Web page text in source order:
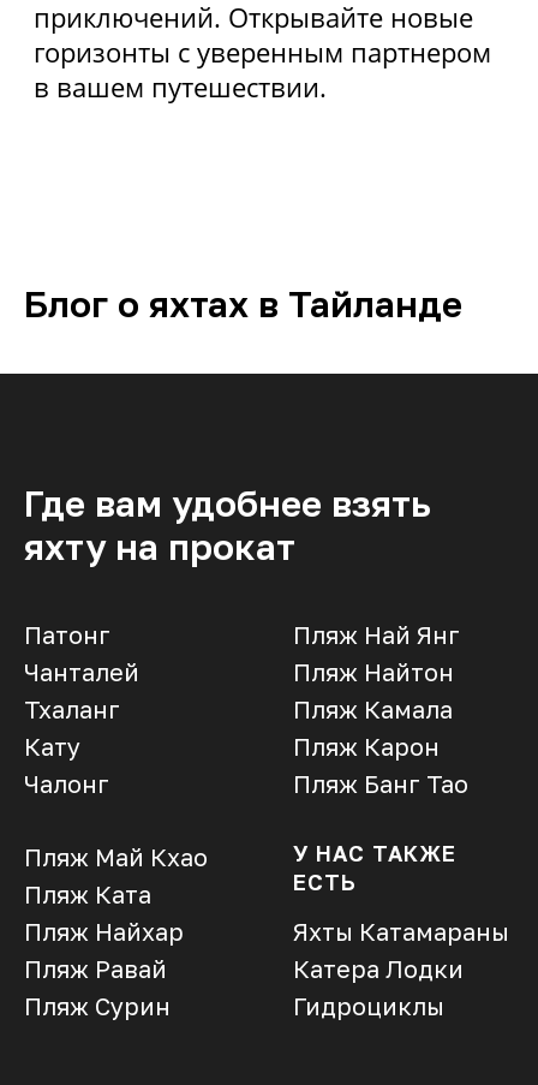
Блог о яхтах в Тайланде
Где вам удобнее взять
яхту на прокат
Патонг
Чанталей
Тхаланг
Кату
Чалонг
Пляж Най Янг
Пляж Найтон
Пляж Камала
Пляж Карон
Пляж Банг Тао
Пляж Май Кхао
Пляж Ката
Пляж Найхар
Пляж Равай
Пляж Сурин
У НАС ТАКЖЕ
ЕСТЬ
Яхты Катамараны
Катера Лодки
Гидроциклы